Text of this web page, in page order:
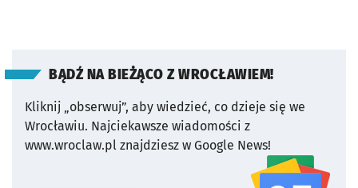
BĄDŹ NA BIEŻĄCO Z WROCŁAWIEM!
Kliknij „obserwuj”, aby wiedzieć, co dzieje się we
Wrocławiu. Najciekawsze wiadomości z
www.wroclaw.pl znajdziesz w Google News!